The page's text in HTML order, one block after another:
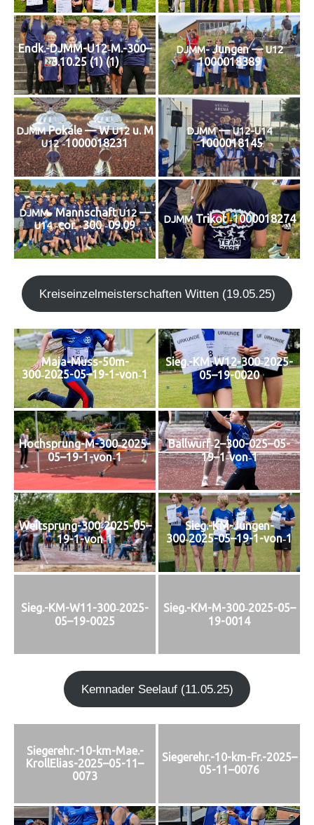
Endk.-DJMM-U12‑M.-300–
3.10.25 (1) (1)
DJMM-Jun­gen —U12
1000018389
DJMMPoka­le — WU12u. M
U12‑1000018231
DJMM—U12-U14
‑1000018145
DJMM-Mann­schaftU12—
U14‑cor. ‑300 ‑09.09 DJMMTri­kot ‑1000018274
Kreis­ein­zel­meis­ter­schaf­ten Wit­ten (19.05.25)
Maja-Muss-50m-
300‑2025-05–19-1-von‑1
Sieg.-KM-W12-300‑2025-
05–19-0020
Hochsprung-M-300‑2025-
05–19-1-von‑1
Ballwurf‑2–300-025–05-
19–1‑von‑1
Weitsprung-300‑2025-05–
19-1-von‑1
Sieg.-KM-Jungen-
300‑2025-05–19-1-von‑1
Sieg.-KM-W11-300‑2025-
05–19-0025
Sieg.-KM-M-300‑2025-05–
19-0014
Kem­n­ader See­lauf (11.05.25)
Siegerehr.-10-km-Mae.-
KrollElias-2025–05-11–
0073
Siegerehr.-10-km-Fr.-2025–
05-11–0076